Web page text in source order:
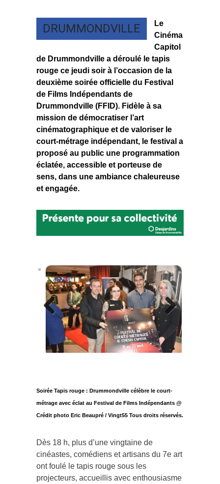
DRUMMONDVILLE
Le
Cinéma
Capitol
de Drummondville a déroulé le tapis
rouge ce jeudi soir à l’occasion de la
deuxième soirée officielle du Festival
de Films Indépendants de
Drummondville (FFID). Fidèle à sa
mission de démocratiser l’art
cinématographique et de valoriser le
court-métrage indépendant, le festival a
proposé au public une programmation
éclatée, accessible et porteuse de
sens, dans une ambiance chaleureuse
et engagée.
Previous Next
Soirée Tapis rouge : Drummondville célèbre le court-
métrage avec éclat au Festival de Films Indépendants @
Crédit photo Eric Beaupré / Vingt55 Tous droits réservés.
Dès 18 h, plus d’une vingtaine de
cinéastes, comédiens et artisans du 7e art
ont foulé le tapis rouge sous les
projecteurs, accueillis avec enthousiasme